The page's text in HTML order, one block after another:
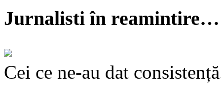
Jurnalisti în reamintire…
Cei ce ne-au dat